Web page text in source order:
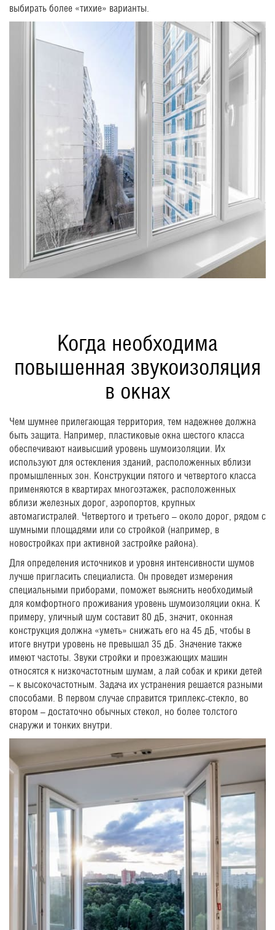
выбирать более «тихие» варианты.
Когда необходима
повышенная звукоизоляция
в окнах
Чем шумнее прилегающая территория, тем надежнее должна
быть защита. Например, пластиковые окна шестого класса
обеспечивают наивысший уровень шумоизоляции. Их
используют для остекления зданий, расположенных вблизи
промышленных зон. Конструкции пятого и четвертого класса
применяются в квартирах многоэтажек, расположенных
вблизи железных дорог, аэропортов, крупных
автомагистралей. Четвертого и третьего – около дорог, рядом с
шумными площадями или со стройкой (например, в
новостройках при активной застройке района).
Для определения источников и уровня интенсивности шумов
лучше пригласить специалиста. Он проведет измерения
специальными приборами, поможет выяснить необходимый
для комфортного проживания уровень шумоизоляции окна. К
примеру, уличный шум составит 80 дБ, значит, оконная
конструкция должна «уметь» снижать его на 45 дБ, чтобы в
итоге внутри уровень не превышал 35 дБ. Значение также
имеют частоты. Звуки стройки и проезжающих машин
относятся к низкочастотным шумам, а лай собак и крики детей
– к высокочастотным. Задача их устранения решается разными
способами. В первом случае справится триплекс-стекло, во
втором – достаточно обычных стекол, но более толстого
снаружи и тонких внутри.